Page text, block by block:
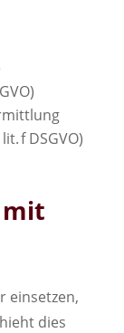
f DSGVO)
mit
einsetzen,
dies